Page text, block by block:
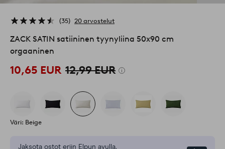
35 20 arvostelut
ZACK SATIN satiininen tyynyliina 50x90 cm
orgaaninen
10,65 EUR 12,99 EUR
Väri: Beige
Jaksota ostot eriin Elpyn avulla.